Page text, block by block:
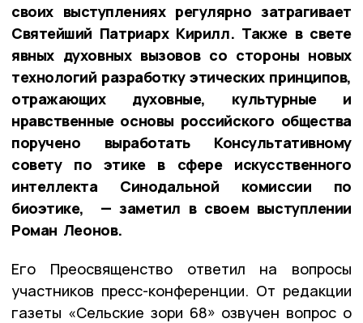
своих выступлениях регулярно затрагивает
Святейший Патриарх Кирилл. Также в свете
явных духовных вызовов со стороны новых
технологий разработку этических принципов,
отражающих духовные, культурные и
нравственные основы российского общества
поручено выработать Консультативному
совету по этике в сфере искусственного
интеллекта Синодальной комиссии по
биоэтике, — заметил в своем выступлении
Роман Леонов.
Его Преосвященство ответил на вопросы
участников пресс-конференции. От редакции
газеты «Сельские зори 68» озвучен вопрос о